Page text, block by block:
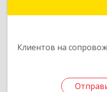
Клиентов на